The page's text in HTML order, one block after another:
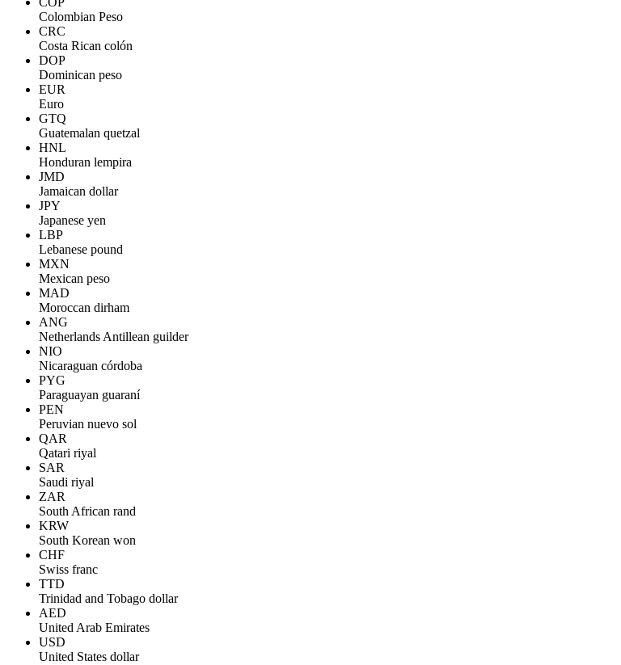
Colombian Peso
CRC
Costa Rican colón
DOP
Dominican peso
EUR
Euro
GTQ
Guatemalan quetzal
HNL
Honduran lempira
JMD
Jamaican dollar
JPY
Japanese yen
LBP
Lebanese pound
MXN
Mexican peso
MAD
Moroccan dirham
ANG
Netherlands Antillean guilder
NIO
Nicaraguan córdoba
PYG
Paraguayan guaraní
PEN
Peruvian nuevo sol
QAR
Qatari riyal
SAR
Saudi riyal
ZAR
South African rand
KRW
South Korean won
CHF
Swiss franc
TTD
Trinidad and Tobago dollar
AED
United Arab Emirates
USD
United States dollar